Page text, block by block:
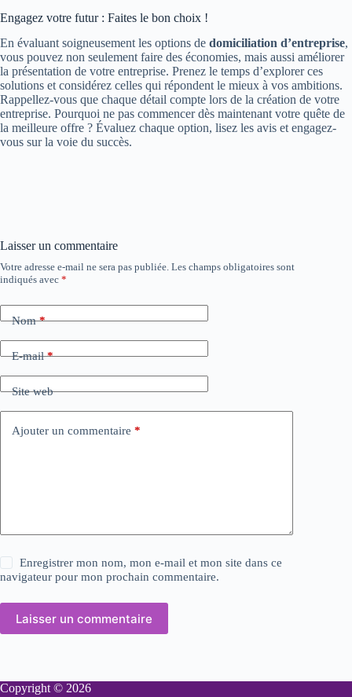
Engagez votre futur : Faites le bon choix !
En évaluant soigneusement les options de domiciliation d’entreprise,
vous pouvez non seulement faire des économies, mais aussi améliorer
la présentation de votre entreprise. Prenez le temps d’explorer ces
solutions et considérez celles qui répondent le mieux à vos ambitions.
Rappellez-vous que chaque détail compte lors de la création de votre
entreprise. Pourquoi ne pas commencer dès maintenant votre quête de
la meilleure offre ? Évaluez chaque option, lisez les avis et engagez-
vous sur la voie du succès.
Laisser un commentaire
Votre adresse e-mail ne sera pas publiée. Les champs obligatoires sont
indiqués avec *
Nom*
E-mail*
Site web
Ajouter un commentaire *
Enregistrer mon nom, mon e-mail et mon site dans ce
navigateur pour mon prochain commentaire.
Laisser un commentaire
Copyright © 2026